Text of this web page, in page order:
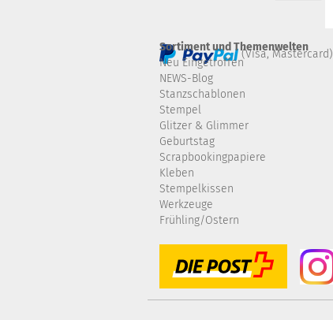
(Visa, Mastercard)
Sortiment und Themenwelten
Neu Eingetroffen
NEWS-Blog
Stanzschablonen
Stempel
Glitzer & Glimmer
Geburtstag
Scrapbookingpapiere
Kleben
Stempelkissen
Werkzeuge
Frühling/Ostern